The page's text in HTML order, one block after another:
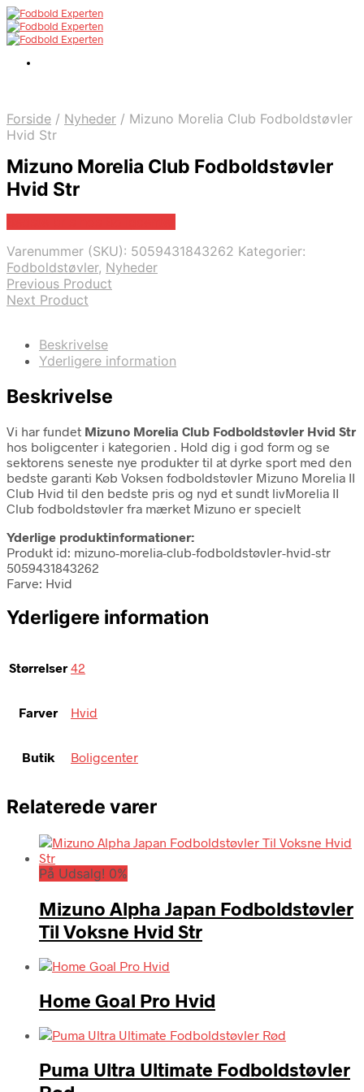
Forside / Nyheder / Mizuno Morelia Club Fodboldstøvler
Hvid Str
Mizuno Morelia Club Fodboldstøvler
Hvid Str
Varenummer (SKU): 5059431843262 Kategorier:
Fodboldstøvler, Nyheder
Previous Product
Next Product
Beskrivelse
Yderligere information
Beskrivelse
Vi har fundet Mizuno Morelia Club Fodboldstøvler Hvid Str
hos boligcenter i kategorien . Hold dig i god form og se
sektorens seneste nye produkter til at dyrke sport med den
bedste garanti Køb Voksen fodboldstøvler Mizuno Morelia II
Club Hvid til den bedste pris og nyd et sundt livMorelia II
Club fodboldstøvler fra mærket Mizuno er specielt
Yderlige produktinformationer:
Produkt id: mizuno-morelia-club-fodboldstøvler-hvid-str
5059431843262
Farve: Hvid
Yderligere information
Størrelser 42
Farver Hvid
Butik Boligcenter
Relaterede varer
På Udsalg! 0%
Mizuno Alpha Japan Fodboldstøvler
Til Voksne Hvid Str
Home Goal Pro Hvid
Puma Ultra Ultimate Fodboldstøvler